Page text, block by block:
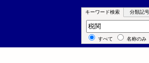
キーワード検索 分類記
キーワード検索
すべて 名称のみ